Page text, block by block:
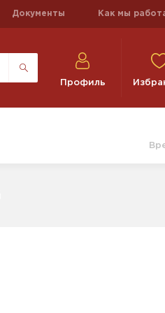
Документы Как мы
Профиль